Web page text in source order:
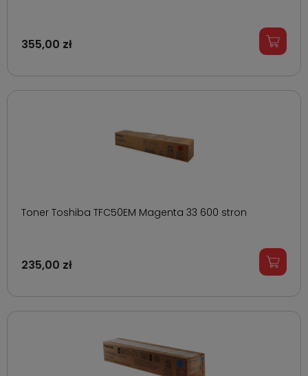
355,00 zł
Toner Toshiba TFC50EM Magenta 33 600 stron
235,00 zł